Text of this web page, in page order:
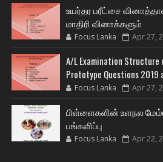
உயர்தர பரீட்சை
மாதிரி வினாக்களும்
Focus Lanka Apr 27,
A/L Examination Structure
Prototype Questions 2019
Focus Lanka Apr 27,
பிள்ளைகளின் உளநல
பங்களிப்பு
Focus Lanka Apr 22,